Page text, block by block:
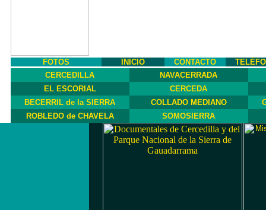
FOTOS INICIO CONTACTO
CERCEDILLA
NAVACERRADA
EL ESCORIAL
CERCEDA
BECERRIL de la SIERRA
COLLADO MEDIANO
ROBLEDO de CHAVELA
SOMOSIERRA